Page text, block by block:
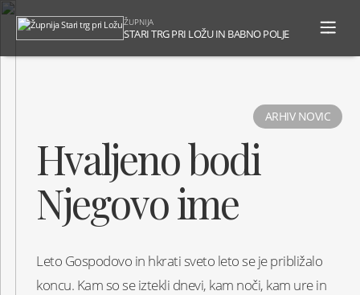
ŽUPNIJA
STARI TRG PRI LOŽU IN BABNO POLJE
ARHIV NOVIC
Hvaljeno bodi
Njegovo ime
Leto Gospodovo in hkrati sveto leto se je približalo
koncu. Kam so se iztekli dnevi, kam noči, kam ure in